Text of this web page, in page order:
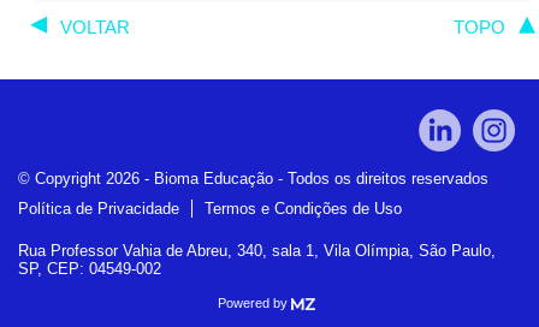
VOLTAR TOPO
© Copyright 2026 - Bioma Educação - Todos os direitos reservados
Política de Privacidade
Termos e Condições de Uso
Rua Professor Vahia de Abreu, 340, sala 1, Vila Olímpia, São Paulo,
SP, CEP: 04549-002
Powered by